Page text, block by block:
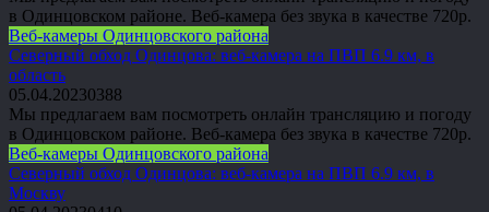
в Одинцовском районе. Веб-камера без звука в качестве 720p.
Веб-камеры Одинцовского района
Северный обход Одинцова: веб-камера на ПВП 6.9 км, в
область
05.04.20230388
Мы предлагаем вам посмотреть онлайн трансляцию и погоду
в Одинцовском районе. Веб-камера без звука в качестве 720p.
Веб-камеры Одинцовского района
Северный обход Одинцова: веб-камера на ПВП 6.9 км, в
Москву